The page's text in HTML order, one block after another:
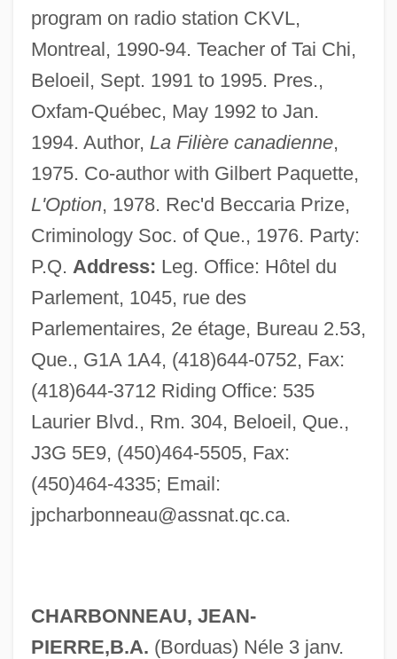
program on radio station CKVL,
Montreal, 1990-94. Teacher of Tai Chi,
Beloeil, Sept. 1991 to 1995. Pres.,
Oxfam-Québec, May 1992 to Jan.
1994. Author, La Filière canadienne,
1975. Co-author with Gilbert Paquette,
L'Option, 1978. Rec'd Beccaria Prize,
Criminology Soc. of Que., 1976. Party:
P.Q. Address: Leg. Office: Hôtel du
Parlement, 1045, rue des
Parlementaires, 2e étage, Bureau 2.53,
Que., G1A 1A4, (418)644-0752, Fax:
(418)644-3712 Riding Office: 535
Laurier Blvd., Rm. 304, Beloeil, Que.,
J3G 5E9, (450)464-5505, Fax:
(450)464-4335; Email:
jpcharbonneau@assnat.qc.ca.
CHARBONNEAU, JEAN-
PIERRE,B.A. (Borduas) Néle 3 janv.